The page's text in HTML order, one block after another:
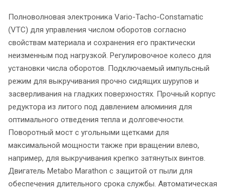
Полноволновая электроника Vario-Tacho-Constamatic
(VTC) для управления числом оборотов согласно
свойствам материала и сохранения его практически
неизменным под нагрузкой. Регулировочное колесо для
установки числа оборотов. Подключаемый импульсный
режим для выкручивания прочно сидящих шурупов и
засверливания на гладких поверхностях. Прочный корпус
редуктора из литого под давлением алюминия для
оптимального отведения тепла и долговечности.
Поворотный мост с угольными щетками для
максимальной мощности также при вращении влево,
например, для выкручивания крепко затянутых винтов.
Двигатель Metabo Marathon с защитой от пыли для
обеспечения длительного срока службы. Автоматическая